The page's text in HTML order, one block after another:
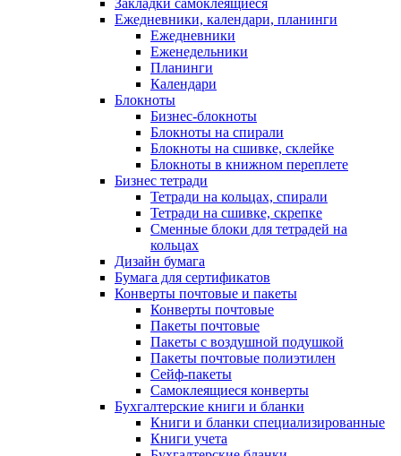
Закладки самоклеящиеся
Ежедневники, календари, планинги
Ежедневники
Еженедельники
Планинги
Календари
Блокноты
Бизнес-блокноты
Блокноты на спирали
Блокноты на сшивке, склейке
Блокноты в книжном переплете
Бизнес тетради
Тетради на кольцах, спирали
Тетради на сшивке, скрепке
Сменные блоки для тетрадей на
кольцах
Дизайн бумага
Бумага для сертификатов
Конверты почтовые и пакеты
Конверты почтовые
Пакеты почтовые
Пакеты с воздушной подушкой
Пакеты почтовые полиэтилен
Сейф-пакеты
Самоклеящиеся конверты
Бухгалтерские книги и бланки
Книги и бланки специализированные
Книги учета